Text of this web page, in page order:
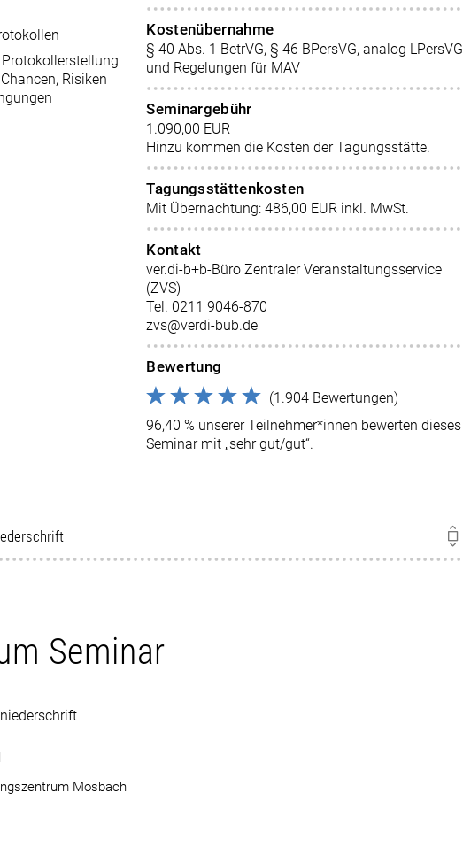
Risiken
Kostenübernahme
§ 40 Abs. 1 BetrVG, § 46 BPersVG, analog LPersVG
und Regelungen für MAV
Seminargebühr
1.090,00 EUR
Hinzu kommen die Kosten der Tagungsstätte.
Tagungsstättenkosten
Mit Übernachtung: 486,00 EUR inkl. MwSt.
Kontakt
ver.di-b+b-Büro Zentraler Veranstaltungsservice
(ZVS)
Tel. 0211 9046-870
zvs@verdi-bub.de
Bewertung
(1.904 Bewertungen)
96,40 % unserer Teilnehmer*innen bewerten dieses
Seminar mit „sehr gut/gut“.
Seminar
Mosbach